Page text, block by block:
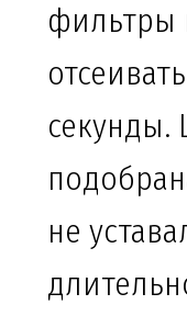
фильтры
секунды.
не